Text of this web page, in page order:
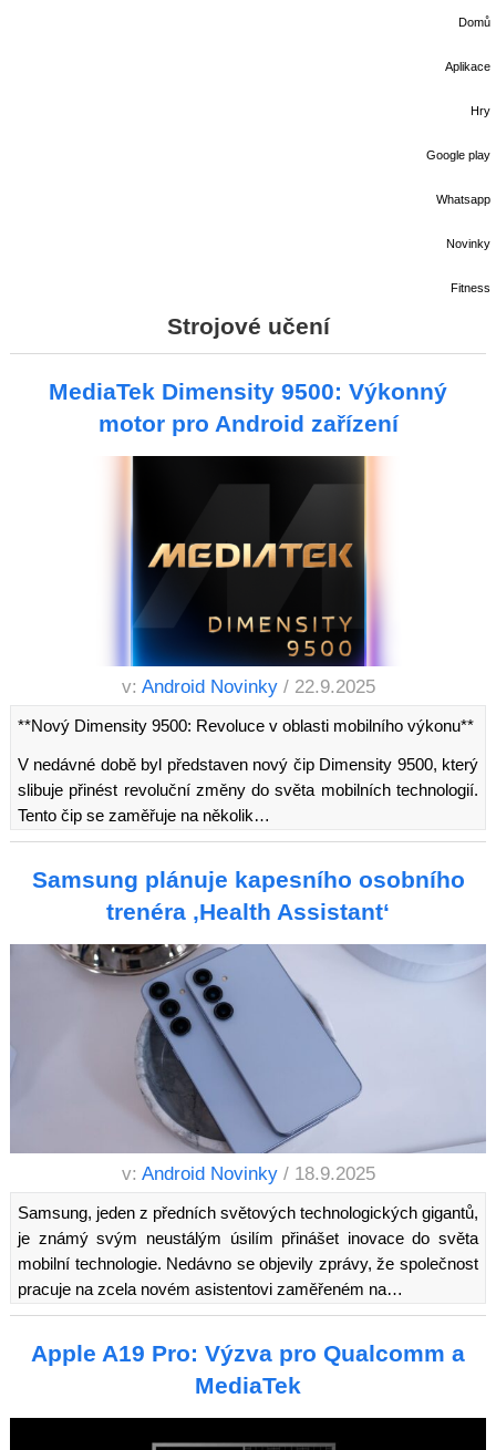
Domů
Aplikace
Hry
Google play
Whatsapp
Novinky
Fitness
Strojové učení
MediaTek Dimensity 9500: Výkonný
motor pro Android zařízení
v: Android Novinky / 22.9.2025
**Nový Dimensity 9500: Revoluce v oblasti mobilního výkonu**
V nedávné době byl představen nový čip Dimensity 9500, který
slibuje přinést revoluční změny do světa mobilních technologií.
Tento čip se zaměřuje na několik…
Samsung plánuje kapesního osobního
trenéra ‚Health Assistant‘
v: Android Novinky / 18.9.2025
Samsung, jeden z předních světových technologických gigantů,
je známý svým neustálým úsilím přinášet inovace do světa
mobilní technologie. Nedávno se objevily zprávy, že společnost
pracuje na zcela novém asistentovi zaměřeném na…
Apple A19 Pro: Výzva pro Qualcomm a
MediaTek